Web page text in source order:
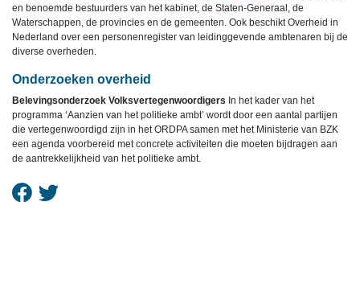
en benoemde bestuurders van het kabinet, de Staten-Generaal, de
Waterschappen, de provincies en de gemeenten. Ook beschikt Overheid in
Nederland over een personenregister van leidinggevende ambtenaren bij de
diverse overheden.
Onderzoeken overheid
Belevingsonderzoek Volksvertegenwoordigers In het kader van het
programma ‘Aanzien van het politieke ambt’ wordt door een aantal partijen
die vertegenwoordigd zijn in het ORDPA samen met het Ministerie van BZK
een agenda voorbereid met concrete activiteiten die moeten bijdragen aan
de aantrekkelijkheid van het politieke ambt.